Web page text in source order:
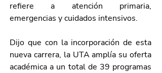
refiere a atención primaria,
emergencias y cuidados intensivos.
Dijo que con la incorporación de esta
nueva carrera, la UTA amplía su oferta
académica a un total de 39 programas